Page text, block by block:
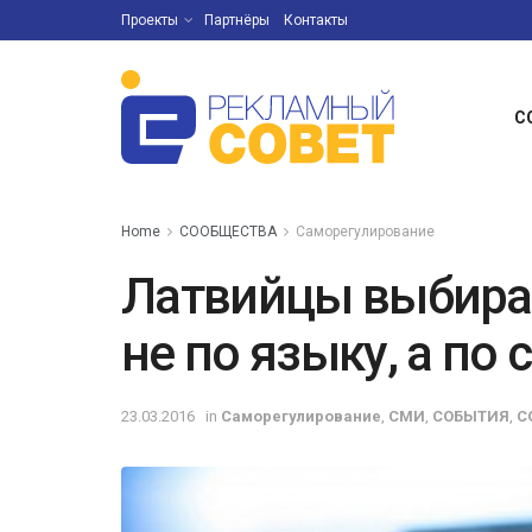
Проекты Партнёры Контакты
Home СООБЩЕСТВА Саморегулирование
Латвийцы
не по языку, а
23.03.2016 in Саморегулирование СМИ СОБЫТИЯ